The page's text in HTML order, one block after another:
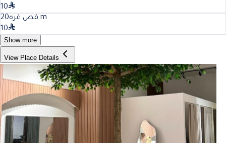
10
قص غره20
m
10
Show more
View Place Details